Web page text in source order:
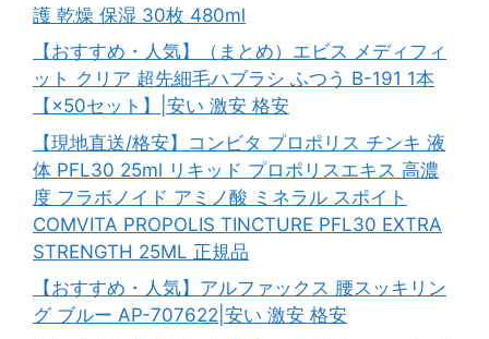
護 乾燥 保湿 30枚 480ml
【おすすめ・人気】（まとめ）エビス メディフィ
ット クリア 超先細毛ハブラシ ふつう B-191 1本
【×50セット】|安い 激安 格安
【現地直送/格安】コンビタ プロポリス チンキ 液
体 PFL30 25ml リキッド プロポリスエキス 高濃
度 フラボノイド アミノ酸 ミネラル スポイト
COMVITA PROPOLIS TINCTURE PFL30 EXTRA
STRENGTH 25ML 正規品
【おすすめ・人気】アルファックス 腰スッキリン
グ ブルー AP-707622|安い 激安 格安